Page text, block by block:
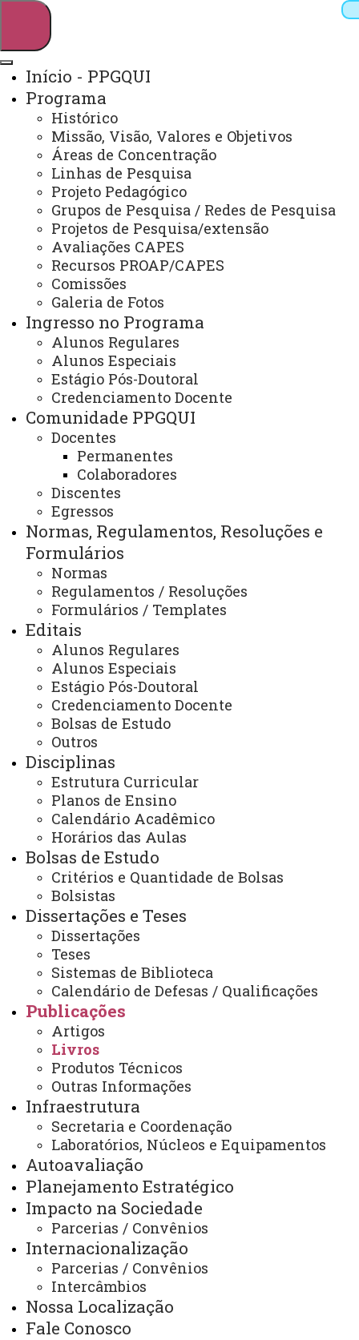
Webmail Sistemas
Arquivo Virtual
Campus
Início - PPGQUI
Programa
Histórico
Missão, Visão, Valores e Objetivos
Áreas de Concentração
Linhas de Pesquisa
Projeto Pedagógico
Grupos de Pesquisa / Redes de Pesquisa
Projetos de Pesquisa/extensão
Avaliações CAPES
Recursos PROAP/CAPES
Comissões
Galeria de Fotos
Ingresso no Programa
Alunos Regulares
Alunos Especiais
Estágio Pós-Doutoral
Credenciamento Docente
Comunidade PPGQUI
Docentes
Permanentes
Colaboradores
Discentes
Egressos
Normas, Regulamentos, Resoluções e
Formulários
Normas
Regulamentos / Resoluções
Formulários / Templates
Editais
Alunos Regulares
Alunos Especiais
Estágio Pós-Doutoral
Credenciamento Docente
Bolsas de Estudo
Outros
Disciplinas
Estrutura Curricular
Planos de Ensino
Calendário Acadêmico
Horários das Aulas
Bolsas de Estudo
Critérios e Quantidade de Bolsas
Bolsistas
Dissertações e Teses
Dissertações
Teses
Sistemas de Biblioteca
Calendário de Defesas / Qualificações
Publicações
Artigos
Livros
Produtos Técnicos
Outras Informações
Infraestrutura
Secretaria e Coordenação
Laboratórios, Núcleos e Equipamentos
Autoavaliação
Planejamento Estratégico
Impacto na Sociedade
Parcerias / Convênios
Internacionalização
Parcerias / Convênios
Intercâmbios
Nossa Localização
Fale Conosco
Mestrado e Doutorado em Química
Livros e Capítulos publicados do
PPGQUI
Acessar o Currículo Lattes dos
DocentesAQUI
ATUALIZAÇÃO MAIS RECENTE: 03 DE DEZEMBRO
DE 2024
ACESSOS: 867
Coordenadora
Dragunski
Assistente
Uilian Simões
Horário de Atendimento
Segunda à Sexta-Feira
07:00 às 11:30
Rua Guaíra, n° 3141 - Jardim Santa
Maria
CEP: 85.903-220 - Toledo-PR - Brasil
Caixa Postal: 520
Contato:
Telefone: (45) 3379-7060
toledo.ppgquimica@unioeste.br
Instagram: @ppgqui_unioeste
Facebook: @ppgquiunioeste
Você está aqui:Unioeste
PPGQUI - Pós-graduação em Química - Toledo
Publicações
ACESSE
Acesso Restrito (Editores do Portal)
Arquivo Virtual
Bibliotecas
Identidade Visual
Mapa do Site
Ouvidoria